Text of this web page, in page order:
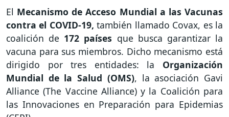
El Mecanismo de Acceso Mundial a las Vacunas
contra el COVID-19, también llamado Covax, es la
coalición de 172 países que busca garantizar la
vacuna para sus miembros. Dicho mecanismo está
dirigido por tres entidades: la Organización
Mundial de la Salud (OMS), la asociación Gavi
Alliance (The Vaccine Alliance) y la Coalición para
las Innovaciones en Preparación para Epidemias